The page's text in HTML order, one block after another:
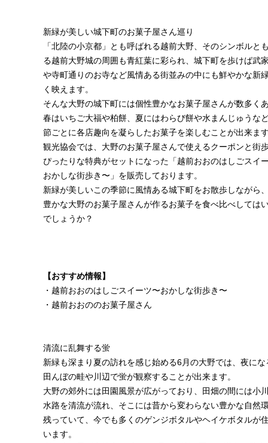
新緑が美しい城下町のお菓子屋さん巡り
「北陸の小京都」とも呼ばれる越前大野、そのシンボルと
る越前大野城の周囲も青紅葉に彩られ、城下町を歩けば武
や寺町通りのお寺など風情ある街並みの中にも鮮やかな新
く映えます。
そんな大野の城下町には個性豊かなお菓子屋さんが数多く
春はいちご大福や柏餅、夏にはわらび餅や水まんじゅうな
節ごとに各店趣向を凝らしたお菓子を楽しむことが出来ま
観光協会では、大野のお菓子屋さんで使えるクーポンと街
ぴったりな特典がセットになった「越前おおのはしごスイ
おかしな街歩き〜」を販売しております。
新緑が美しいこの季節に風情ある城下町をお散歩しながら
豊かな大野のお菓子屋さんが作るお菓子を食べ比べしては
でしょうか？
【おすすめ情報】
・ 越前おおのはしごスイーツ〜おかしな街歩き〜
・ 越前おおののお菓子屋さん
清流に乱舞する蛍
新緑も深まり夏の訪れを感じ始める6月の大野では、夜にな
田んぼの畦や川辺で蛍が観察することが出来ます。
大野の郊外には田園風景が広がっており、田畑の間には小
水路を清流が流れ、そこには昔から変わらない豊かな自然
残っていて、今でも多くのゲンジボタルやヘイケボタルが
います。